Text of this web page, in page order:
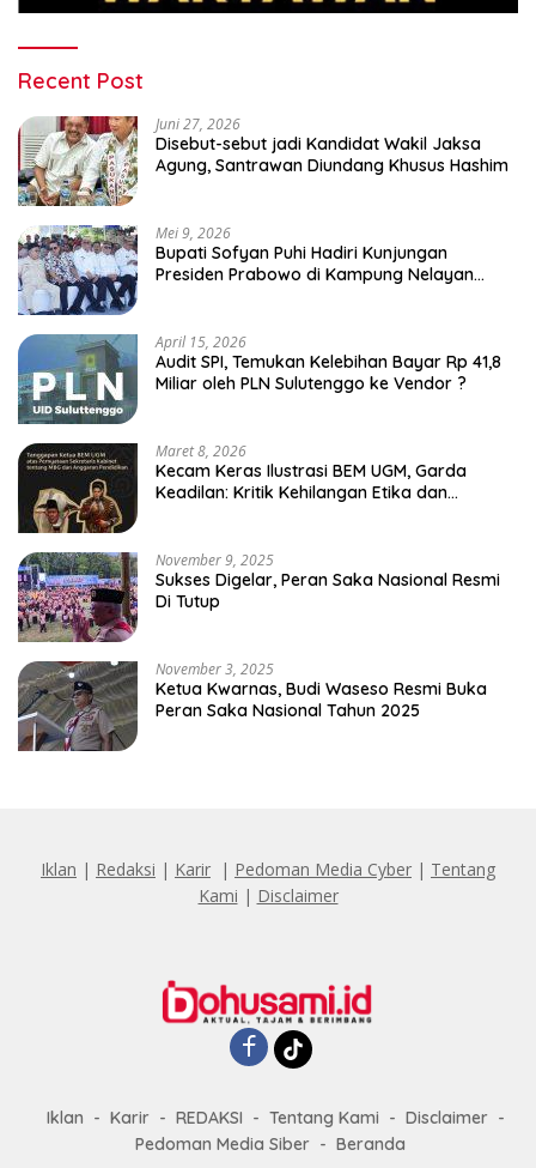
Recent Post
Juni 27, 2026
Disebut-sebut jadi Kandidat Wakil Jaksa
Agung, Santrawan Diundang Khusus Hashim
Mei 9, 2026
Bupati Sofyan Puhi Hadiri Kunjungan
Presiden Prabowo di Kampung Nelayan
April 15, 2026
Audit SPI, Temukan Kelebihan Bayar Rp 41,8
Miliar oleh PLN Sulutenggo ke Vendor ?
Maret 8, 2026
Kecam Keras Ilustrasi BEM UGM, Garda
Keadilan: Kritik Kehilangan Etika dan
November 9, 2025
Sukses Digelar, Peran Saka Nasional Resmi
Di Tutup
November 3, 2025
Ketua Kwarnas, Budi Waseso Resmi Buka
Peran Saka Nasional Tahun 2025
Iklan | Redaksi | Karir | Pedoman Media Cyber | Tentang
Kami | Disclaimer
Iklan Karir REDAKSI Tentang Kami
Disclaimer
Pedoman Media Siber
Beranda